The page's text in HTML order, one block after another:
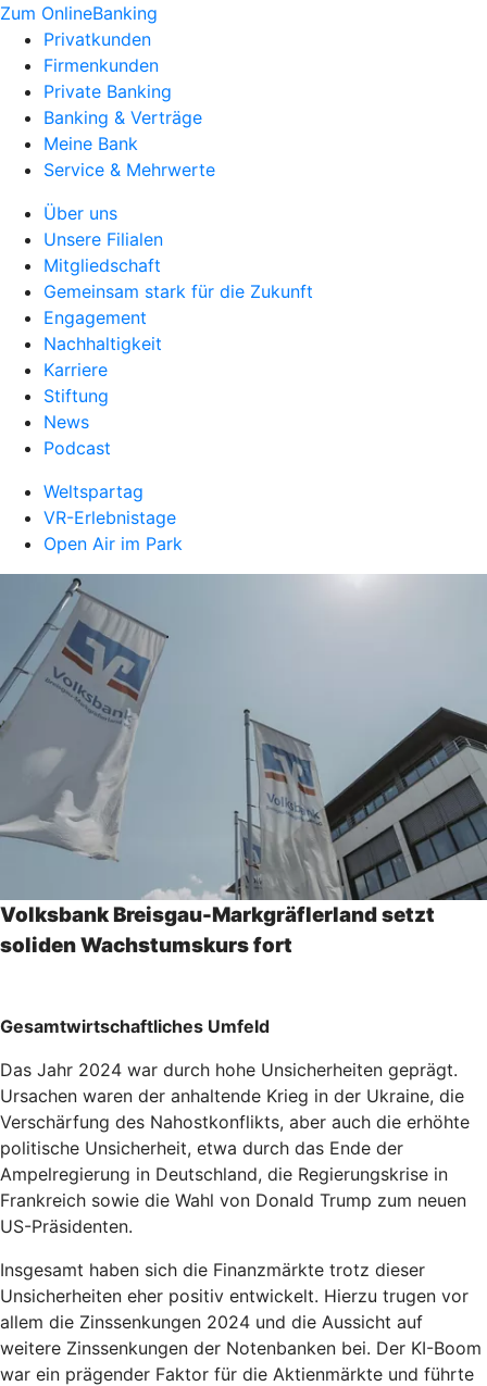
Zum OnlineBanking
Privatkunden
Firmenkunden
Private Banking
Banking & Verträge
Meine Bank
Service & Mehrwerte
Über uns
Unsere Filialen
Mitgliedschaft
Gemeinsam stark für die Zukunft
Engagement
Nachhaltigkeit
Karriere
Stiftung
News
Podcast
Weltspartag
VR-Erlebnistage
Open Air im Park
Volksbank Breisgau-Markgräflerland setzt
soliden Wachstumskurs fort
Gesamtwirtschaftliches Umfeld
Das Jahr 2024 war durch hohe Unsicherheiten geprägt.
Ursachen waren der anhaltende Krieg in der Ukraine, die
Verschärfung des Nahostkonflikts, aber auch die erhöhte
politische Unsicherheit, etwa durch das Ende der
Ampelregierung in Deutschland, die Regierungskrise in
Frankreich sowie die Wahl von Donald Trump zum neuen
US-Präsidenten.
Insgesamt haben sich die Finanzmärkte trotz dieser
Unsicherheiten eher positiv entwickelt. Hierzu trugen vor
allem die Zinssenkungen 2024 und die Aussicht auf
weitere Zinssenkungen der Notenbanken bei. Der KI-Boom
war ein prägender Faktor für die Aktienmärkte und führte